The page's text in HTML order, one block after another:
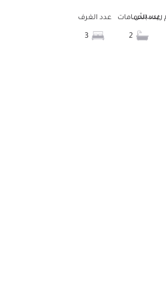
عدد الحمامات عدد الغرف